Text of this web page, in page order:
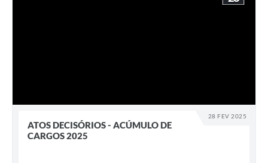
28 FEV 2025
ATOS DECISÓRIOS - ACÚMULO DE
CARGOS 2025